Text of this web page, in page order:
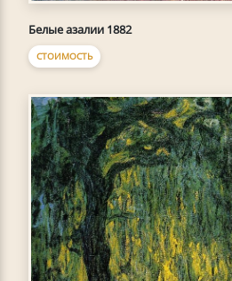
Белые азалии 1882
СТОИМОСТЬ